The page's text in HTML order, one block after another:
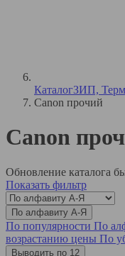
КаталогЗИП,
Canon прочий
Canon
Обновление каталога
Показать фильтр
По алфавиту А-Я
По популярности По
возрастанию цены По
Выводить по 12